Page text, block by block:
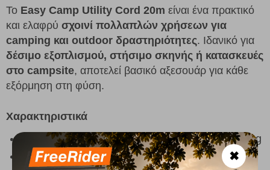
Το Easy Camp Utility Cord 20m είναι ένα πρακτικό
και ελαφρύ σχοινί πολλαπλών χρήσεων για
camping και outdoor δραστηριότητες. Ιδανικό για
δέσιμο εξοπλισμού, στήσιμο σκηνής ή κατασκευές
στο campsite, αποτελεί βασικό αξεσουάρ για κάθε
εξόρμηση στη φύση.
Χαρακτηριστικά
Μήκος: 20 mγια πολλαπλές χρήσεις στο camping
Ιδανικό γιαδέσιμο εξοπλισμού και στήσιμο
✖